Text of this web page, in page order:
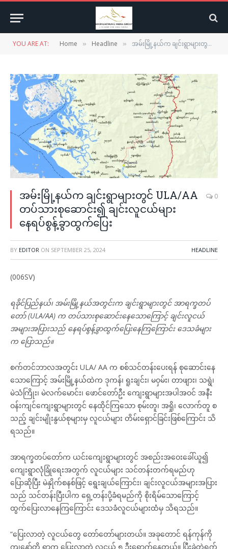
YOU ARE AT: Home » Headline » အမ်းမြို့နယ်က ချင်းရွာများတွင် ULA/AA တပ်သားစုဆောင်း၍ ချင်းလူငယ်များ နေရပ်စွန့်ခွာထွက်ပြေး
အမ်းမြို့နယ်က ချင်းရွာများတွင် ULA/AA
တပ်သားစုဆောင်း၍ ချင်းလူငယ်များ
နေရပ်စွန့်ခွာထွက်ပြေး
0
BY EDITOR ON SEPTEMBER 25, 2024 HEADLINE
(006SV)
ရခိုင်ပြည်နယ်၊ အမ်းမြို့နယ်အတွင်းက ချင်းရွာများတွင် အာရက္ခတပ်
တော် (ULA/AA) က တပ်သားစုဆောင်းနေသောကြောင့် ချင်းလူငယ်
အများအပြားသည် နေရပ်စွန့်ခွာထွက်ပြေးနေကြကြောင်း ဒေသခံများ
က ပြောသည်။
စက်တင်ဘာလအတွင်း ULA/ AA က စစ်သင်တန်းပေးရန် စုဆောင်းနေ
သောကြောင့် အမ်းမြို့နယ်ထဲက ဒုကန်၊ ရူးချင်း၊ မဝှမ်း၊ တာဖျား၊ သရွဲ၊
မဲသံကြိုး၊ မဲလက်မောင်း၊ ဖောင်တော်ဦး ကျေးရွာများအပါအဝင် အနီး
ဝန်းကျင်ကျေးရွာများတွင် နေထိုင်ကြသော စုမ်းတူ၊ အရှို၊ လောက်တူ စ
သည့် ချင်းမျိုးနွယ်စုများမှ လူငယ်များ တိမ်းရှောင်ခြင်းဖြစ်ကြောင်း သိ
ရသည်။
အာရက္ခတပ်တော်က ယင်းကျေးရွာများတွင် အစည်းအဝေးခေါ်ယူ၍
ကျေးရွာလုံခြုံရေးအတွက် လူငယ်များ သင်တန်းတက်ရမည်ဟု
ပြောဆိုပြီး မဲနှိုက်စနစ်ဖြင့် ရွေးချယ်ကြောင်း၊ ချင်းလူငယ်အများအပြား
သည် သင်တန်းပြီးပါက ရှေ့တန်းပို့ခံရမည်ကို စိုးရိမ်သောကြောင့်
ထွက်ပြေးလာနေကြကြောင်း ဒေသခံလူငယ်များထံမှ သိရသည်။
“ပြေးလာတဲ့ လူငယ်တွေ တော်တော်များတယ်။ အခုတောင် ရန်ကုန်ကို
ကျနော်တို့ ရွာက ပြေးလာတဲ့ လူငယ် ၅ ဦးရောက်နေတယ်။ ပြီးခဲ့တဲ့ရက်